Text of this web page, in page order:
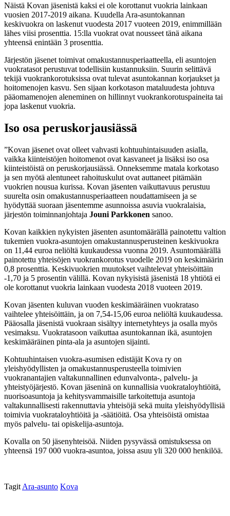
Näistä Kovan jäsenistä kaksi ei ole korottanut vuokria lainkaan
vuosien 2017-2019 aikana. Kuudella Ara-asuntokannan
keskivuokra on laskenut vuodesta 2017 vuoteen 2019, enimmillään
lähes viisi prosenttia. 15:lla vuokrat ovat nousseet tänä aikana
yhteensä enintään 3 prosenttia.
Järjestön jäsenet toimivat omakustannusperiaatteella, eli asuntojen
vuokratasot perustuvat todellisiin kustannuksiin. Suurin selittävä
tekijä vuokrankorotuksissa ovat tulevat asuntokannan korjaukset ja
hoitomenojen kasvu. Sen sijaan korkotason mataluudesta johtuva
pääomamenojen aleneminen on hillinnyt vuokrankorotuspaineita tai
jopa laskenut vuokria.
Iso osa peruskorjausiässä
”Kovan jäsenet ovat olleet vahvasti kohtuuhintaisuuden asialla,
vaikka kiinteistöjen hoitomenot ovat kasvaneet ja lisäksi iso osa
kiinteistöistä on peruskorjausiässä. Onneksemme matala korkotaso
ja sen myötä alentuneet rahoituskulut ovat auttaneet pitämään
vuokrien nousua kurissa. Kovan jäsenten vaikuttavuus perustuu
suurelta osin omakustannusperiaatteen noudattamiseen ja se
hyödyttää suoraan jäsentemme asunnoissa asuvia vuokralaisia,
järjestön toiminnanjohtaja Jouni Parkkonen sanoo.
Kovan kaikkien nykyisten jäsenten asuntomäärällä painotettu valtion
tukemien vuokra-asuntojen omakustannusperusteinen keskivuokra
on 11,44 euroa neliöltä kuukaudessa vuonna 2019. Asuntomäärällä
painotettu yhteisöjen vuokrankorotus vuodelle 2019 on keskimäärin
0,8 prosenttia. Keskivuokrien muutokset vaihtelevat yhteisöittäin
-1,70 ja 5 prosentin välillä. Kovan nykyisistä jäsenistä 18 yhtiötä ei
ole korottanut vuokria lainkaan vuodesta 2018 vuoteen 2019.
Kovan jäsenten kuluvan vuoden keskimääräinen vuokrataso
vaihtelee yhteisöittäin, ja on 7,54-15,06 euroa neliöltä kuukaudessa.
Pääosalla jäsenistä vuokraan sisältyy internetyhteys ja osalla myös
vesimaksu. Vuokratasoon vaikuttaa asuntokannan ikä, asuntojen
keskimääräinen pinta-ala ja asuntojen sijainti.
Kohtuuhintaisen vuokra-asumisen edistäjät Kova ry on
yleishyödyllisten ja omakustannusperusteella toimivien
vuokranantajien valtakunnallinen edunvalvonta-, palvelu- ja
yhteistyöjärjestö. Kovan jäseninä on kunnallisia vuokrataloyhtiöitä,
nuorisoasuntoja ja kehitysvammaisille tarkoitettuja asuntoja
valtakunnallisesti rakennuttavia yhteisöjä sekä muita yleishyödyllisiä
toimivia vuokrataloyhtiöitä ja -säätiöitä. Osa yhteisöistä omistaa
myös palvelu- tai opiskelija-asuntoja.
Kovalla on 50 jäsenyhteisöä. Niiden pysyvässä omistuksessa on
yhteensä 197 000 vuokra-asuntoa, joissa asuu yli 320 000 henkilöä.
Tagit Ara-asunto Kova